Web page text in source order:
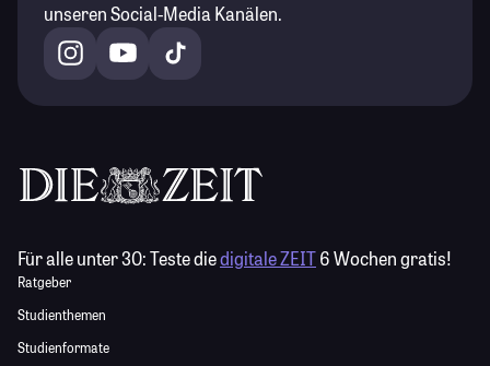
unseren Social-Media Kanälen.
Für alle unter 30:Teste diedigitale ZEIT6 Wochen gratis!
Ratgeber
Studienthemen
Studienformate